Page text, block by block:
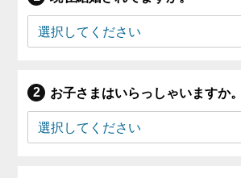
お子さまはいらっしゃいますか。